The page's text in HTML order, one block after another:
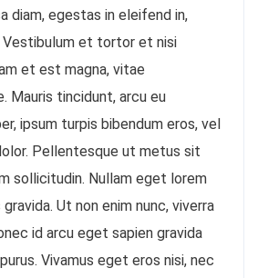
diam, egestas in eleifend in,
et tortor et nisi
et est magna, vitae
Mauris tincidunt, arcu eu
ipsum turpis bibendum eros, vel
Pellentesque ut metus sit
sollicitudin. Nullam eget lorem
Ut non enim nunc, viverra
id arcu eget sapien gravida
Vivamus eget eros nisi, nec